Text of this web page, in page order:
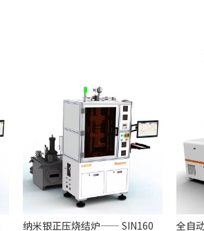
纳米银正压烧结炉—— SIN160